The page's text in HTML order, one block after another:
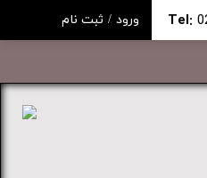
Tel: ورود / ثبت نام
تغییر گذر واژه